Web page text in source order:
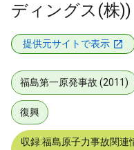
ディングス(株))
提供元サイトで表示
福島第一原発事故 (2011)
復興
収録:福島原子力事故関連